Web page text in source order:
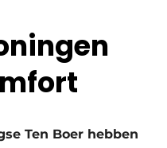
Ten Boer hebben